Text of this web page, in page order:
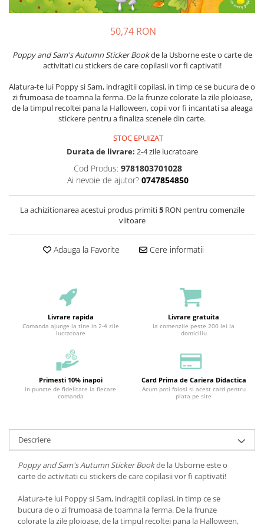
50,74 RON
Poppy and Sam's Autumn Sticker Bookde la Usborne este o carte de
activitati cu stickers de care copilasii vor fi captivati!
Alatura-te lui Poppy si Sam, indragitii copilasi, in timp ce se bucura de o
zi frumoasa de toamna la ferma. De la frunze colorate la zile ploioase,
de la timpul recoltei pana la Halloween, copii vor fi incantati sa aleaga
stickere pentru a finaliza scenele din carte.
STOC EPUIZAT
Durata de livrare: 2-4 zile lucratoare
Cod Produs: 9781803701028
Ai nevoie de ajutor? 0747854850
La achizitionarea acestui produs primiti5RON pentru comenzile
viitoare
Adauga la Favorite Cere informatii
Livrare rapida
Comanda ajunge la tine in 2-4 zile
lucratoare
Livrare gratuita
la comenzile peste 200 lei la
domiciliu
Primesti 10% inapoi
in puncte de fidelitate la fiecare
comanda
Card Prima de Cariera Didactica
Acum poti folosi si acest card pentru
plata pe site
Descriere
Poppy and Sam's Autumn Sticker Bookde la Usborne este o
carte de activitati cu stickers de care copilasii vor fi captivati!
Alatura-te lui Poppy si Sam, indragitii copilasi, in timp ce se
bucura de o zi frumoasa de toamna la ferma. De la frunze
colorate la zile ploioase, de la timpul recoltei pana la Halloween,